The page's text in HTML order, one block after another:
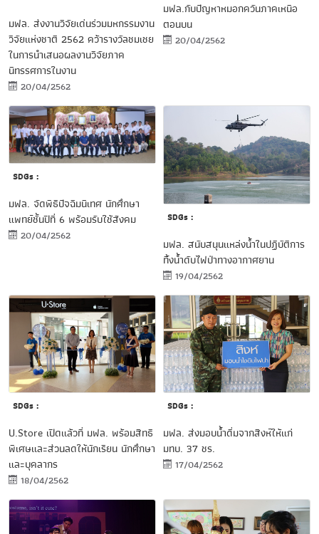
มฟล. ส่งงานวิจัยเด่นร่วมมหกรรมงาน
วิจัยแห่งชาติ 2562 คว้ารางวัลชมเชย
ในการนำเสนอผลงานวิจัยภาค
นิทรรศการในงาน
20/04/2562
มฟล.กับปัญหาหมอกควันภาคเหนือ
ตอนบน
20/04/2562
SDGs :
มฟล. จัดพิธีปัจฉิมนิเทศ นักศึกษา
แพทย์ชั้นปีที่ 6 พร้อมรับใช้สังคม
20/04/2562
SDGs :
มฟล. สนับสนุนแหล่งน้ำในปฏิบัติการ
ทิ้งน้ำดับไฟป่าทางอากาศยาน
19/04/2562
SDGs :
U.Store เปิดแล้วที่ มฟล. พร้อมสิทธิ
พิเศษและส่วนลดให้นักเรียน นักศึกษา
และบุคลากร
18/04/2562
SDGs :
มฟล. ส่งมอบน้ำดื่มจากสิงห์ให้แก่
มทบ. 37 ชร.
17/04/2562